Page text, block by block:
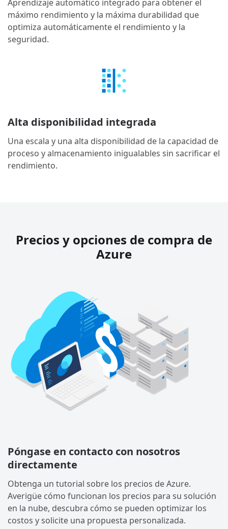
Aprendizaje automático integrado para obtener el
máximo rendimiento y la máxima durabilidad que
optimiza automáticamente el rendimiento y la
seguridad.
Alta disponibilidad integrada
Una escala y una alta disponibilidad de la capacidad de
proceso y almacenamiento inigualables sin sacrificar el
rendimiento.
Precios y opciones de compra de
Azure
Póngase en contacto con nosotros
directamente
Obtenga un tutorial sobre los precios de Azure.
Averigüe cómo funcionan los precios para su solución
en la nube, descubra cómo se pueden optimizar los
costos y solicite una propuesta personalizada.